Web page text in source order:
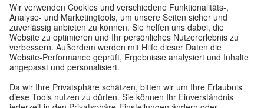
INSTITUTS NOWOSIBIRSK
https://www.goethe.de/ins/ru/de/rss/now/ver.rss